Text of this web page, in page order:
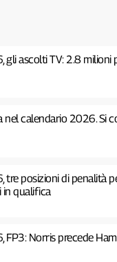
gli ascolti TV: 2.8 milioni
nel calendario 2026. Si
tre posizioni di penalità
in qualifica
FP3: Norris precede